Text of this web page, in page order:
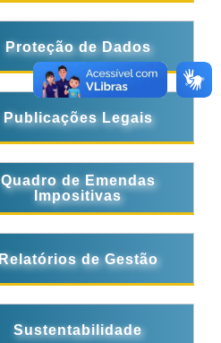
Proteção de Dados
Publicações Legais
Quadro de Emendas
Impositivas
Relatórios de Gestão
Sustentabilidade